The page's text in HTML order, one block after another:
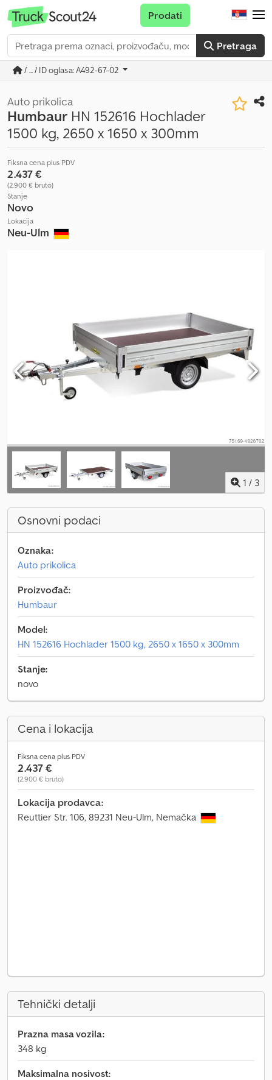
Pretraga
Prodati
/ ... / ID oglasa: A492-67-02
Auto prikolica
Humbaur HN 152616 Hochlader
1500 kg, 2650 x 1650 x 300mm
Fiksna cena plus PDV
2.437 €
(2.900 € bruto)
Stanje
Novo
Lokacija
Neu-Ulm
1 / 3
Osnovni podaci
Oznaka:
Auto prikolica
Proizvođač:
Humbaur
Model:
HN 152616 Hochlader 1500 kg, 2650 x 1650 x 300mm
Stanje:
novo
Cena i lokacija
Fiksna cena plus PDV
2.437 €
(2.900 € bruto)
Lokacija prodavca:
Reuttier Str. 106, 89231 Neu-Ulm, Nemačka
Tehnički detalji
Prazna masa vozila:
348 kg
Maksimalna nosivost: